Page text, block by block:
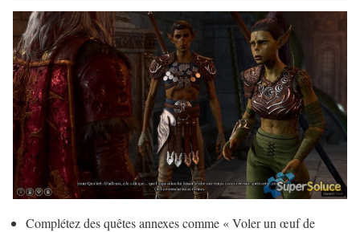
Complétez des quêtes annexes comme « Voler un œuf de